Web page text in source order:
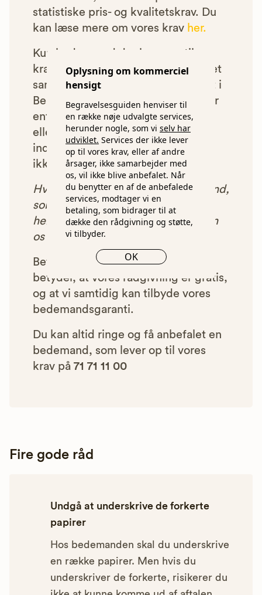
Oplysning om kommerciel
hensigt
Begravelsesguiden henviser til
en række nøje udvalgte services,
herunder nogle, som vi selv har
udviklet. Services der ikke lever
op til vores krav, eller af andre
årsager, ikke samarbejder med
os, vil ikke blive anbefalet. Når
du benytter en af de anbefalede
services, modtager vi en
betaling, som bidrager til at
dække den rådgivning og støtte,
vi tilbyder.
OK
statistiske pris- og kvalitetskrav. Du
kan læse mere om vores krav her.
Kun bedemænd der lever op til
kravene har mulighed for at indgå et
samarbejde med os om at blive vist i
Begravelsesguiden. Bedemænd der
enten ikke lever op til vores krav,
eller som af andre årsager ikke har
indgået et samarbejde med os, vil
ikke blive vist i vores anbefalinger.
Hver gang du benytter en bedemand,
som vi har godkendt, anbefalet og
henvist dig til, betaler bedemanden
os et beløb for denne henvisning.
Betalingen for vores henvisninger
betyder, at vores rådgivning er gratis,
og at vi samtidig kan tilbyde vores
bedemandsgaranti.
Du kan altid ringe og få anbefalet en
bedemand, som lever op til vores
krav på 71 71 11 00
Fire gode råd
Undgå at underskrive de forkerte
papirer
Hos bedemanden skal du underskrive
en række papirer. Men hvis du
underskriver de forkerte, risikerer du